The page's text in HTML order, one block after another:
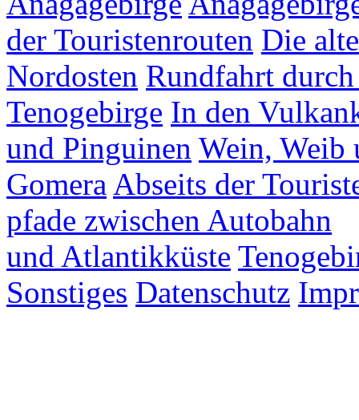
der Touristenrouten Die
Nordosten Rundfahrt durch
Tenogebirge In den
und Pinguinen Wein, Weib
Gomera Abseits der
pfade zwischen Autobahn
und Atlantikküste
Sonstiges Datenschutz